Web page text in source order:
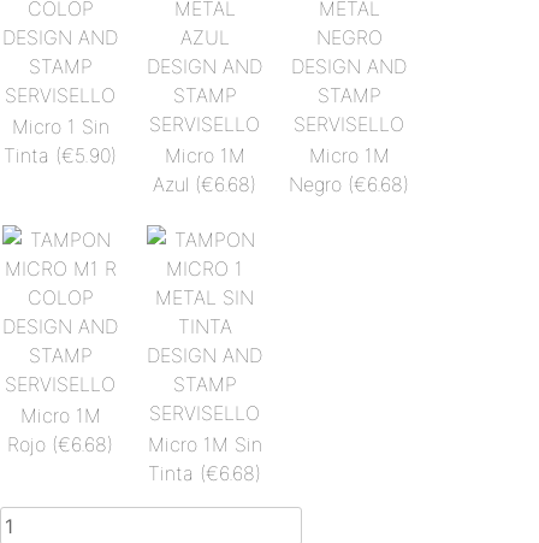
Micro 1 Sin
Tinta (€5.90)
Micro 1M
Azul (€6.68)
Micro 1M
Negro (€6.68)
Micro 1M
Rojo (€6.68)
Micro 1M Sin
Tinta (€6.68)